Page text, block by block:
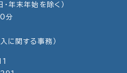
年末年始を除く）
分
に関する事務）